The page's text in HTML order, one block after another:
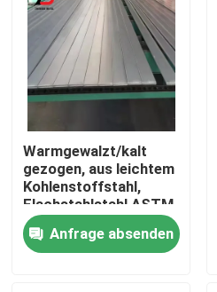
Warmgewalzt/kalt
gezogen, aus leichtem
Kohlenstoffstahl,
Flachstahlstahl ASTM
A29 A36 C20 C45
1008 42CrMo 4140
1045 St37 Ss400
Anfrage absenden